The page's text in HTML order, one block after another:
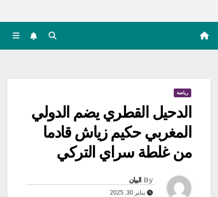
رياضة
الدحيل القطري يضم الدولي
المغربي حكيم زياش قادما
من غلطة سراي التركي
By البيان
يناير 30, 2025